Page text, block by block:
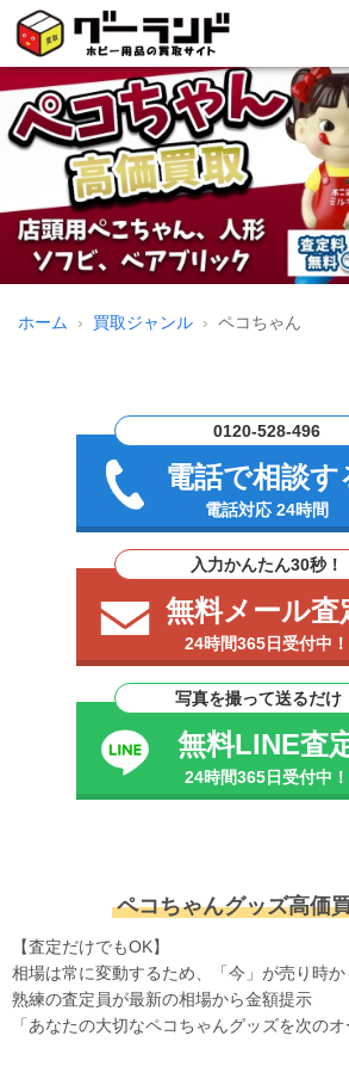
ホーム 買取ジャンル ペコちゃん
0120-528-496
電話で相談す
電話対応 24時間
入力かんたん30秒！
無料メール査
24時間365日受付中！
写真を撮って送るだけ
無料LINE査
24時間365日受付中！
ペコちゃんグッズ高価
【査定だけでもOK】
相場は常に変動するため、「今」が売り時
熟練の査定員が最新の相場から金額提示
「あなたの大切なペコちゃんグッズを次のオ